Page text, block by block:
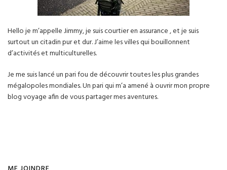
Hello je m’appelle Jimmy, je suis courtier en assurance , et je suis
surtout un citadin pur et dur. J’aime les villes qui bouillonnent
d’activités et multiculturelles.
Je me suis lancé un pari fou de découvrir toutes les plus grandes
mégalopoles mondiales. Un pari qui m’a amené à ouvrir mon propre
blog voyage afin de vous partager mes aventures.